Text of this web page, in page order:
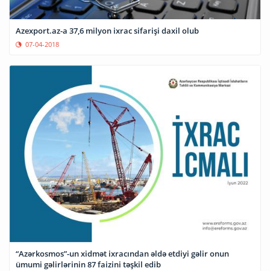
Azexport.az-a 37,6 milyon ixrac sifarişi daxil olub
07-04-2018
“Azərkosmos”-un xidmət ixracından əldə etdiyi gəlir onun
ümumi gəlirlərinin 87 faizini təşkil edib